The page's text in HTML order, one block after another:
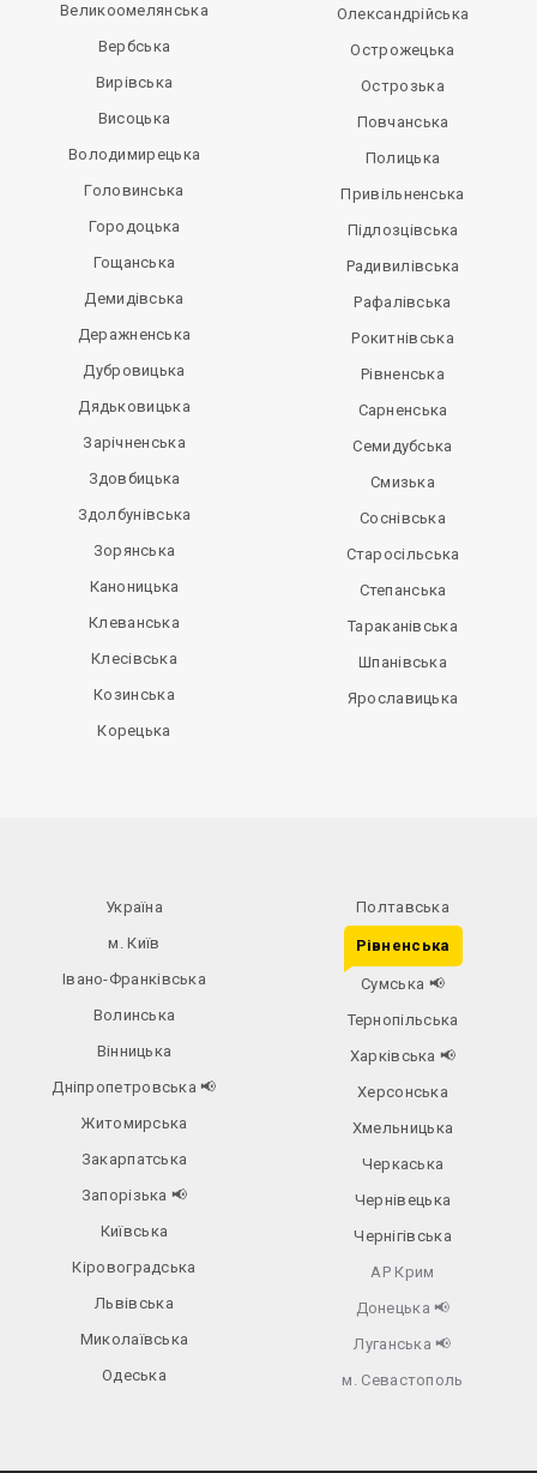
Великоомелянська
Вербська
Вирівська
Висоцька
Володимирецька
Головинська
Городоцька
Гощанська
Демидівська
Деражненська
Дубровицька
Дядьковицька
Зарічненська
Здовбицька
Здолбунівська
Зорянська
Каноницька
Клеванська
Клесівська
Козинська
Корецька
Олександрійська
Острожецька
Острозька
Повчанська
Полицька
Привільненська
Підлозцівська
Радивилівська
Рафалівська
Рокитнівська
Рівненська
Сарненська
Семидубська
Смизька
Соснівська
Старосільська
Степанська
Тараканівська
Шпанівська
Ярославицька
Україна
м. Київ
Івано-Франківська
Волинська
Вінницька
Дніпропетровська📢
Житомирська
Закарпатська
Запорізька 📢
Київська
Кіровоградська
Львівська
Миколаївська
Одеська
Полтавська
Рівненська
Сумська 📢
Тернопільська
Харківська 📢
Херсонська
Хмельницька
Черкаська
Чернівецька
Чернігівська
АР Крим
Донецька 📢
Луганська 📢
м. Севастополь